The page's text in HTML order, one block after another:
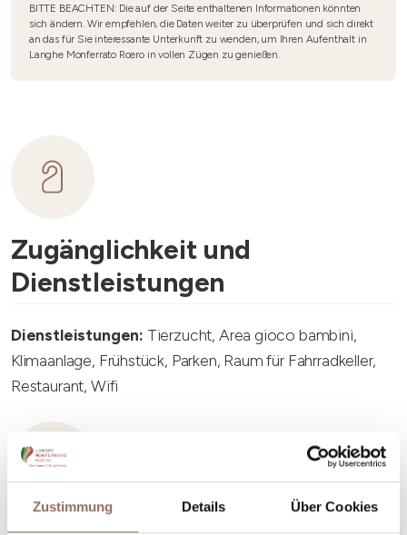
Zustimmung Details Über Cookies
BITTE BEACHTEN: Die auf der Seite enthaltenen Informationen könnten
sich ändern. Wir empfehlen, die Daten weiter zu überprüfen und sich direkt
an das für Sie interessante Unterkunft zu wenden, um Ihren Aufenthalt in
Langhe Monferrato Roero in vollen Zügen zu genießen.
Zugänglichkeit und
Dienstleistungen
Dienstleistungen: Tierzucht, Area gioco bambini,
Klimaanlage, Frühstück, Parken, Raum für Fahrradkeller,
Restaurant, Wifi